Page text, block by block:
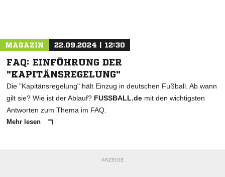
MAGAZIN 22.09.2024 | 12:30
FAQ: EINFÜHRUNG DER
"KAPITÄNSREGELUNG"
Die "Kapitänsregelung" hält Einzug in deutschen Fußball. Ab wann
gilt sie? Wie ist der Ablauf? FUSSBALL.de mit den wichtigsten
Antworten zum Thema im FAQ.
Mehr lesen
ANZEIGE